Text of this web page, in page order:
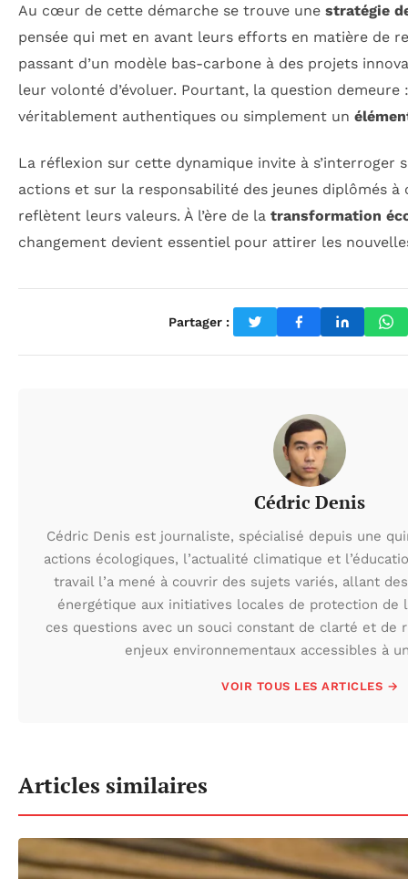
Au cœur de cette démarche se trouve une stratégie
pensée qui met en avant leurs efforts en matière de
passant d’un modèle bas-carbone à des projets
leur volonté d’évoluer. Pourtant, la question
véritablement authentiques ou simplement un
La réflexion sur cette dynamique invite à s’interroger
actions et sur la responsabilité des jeunes diplômés à
reflètent leurs valeurs. À l’ère de la transformation
changement devient essentiel pour attirer les
Partager :
Cédric Denis
Cédric Denis est journaliste, spécialisé depuis une
actions écologiques, l’actualité climatique et
travail l’a mené à couvrir des sujets variés, allant
énergétique aux initiatives locales de protection de
ces questions avec un souci constant de clarté et de
enjeux environnementaux accessibles à
VOIR TOUS LES ARTICLES →
Articles similaires